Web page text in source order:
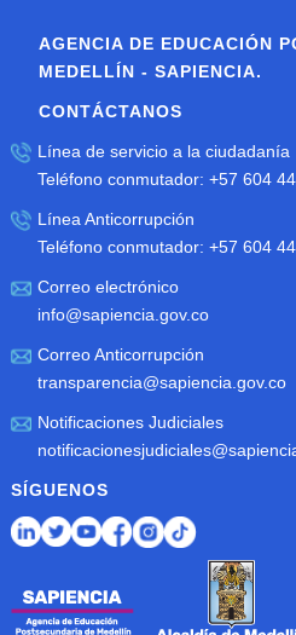
AGENCIA DE EDUCACIÓN
MEDELLÍN - SAPIENCIA.
CONTÁCTANOS
Línea de servicio a la ciudadanía
Teléfono conmutador: +57 604
Línea Anticorrupción
Teléfono conmutador: +57 604
Correo electrónico
info@sapiencia.gov.co
Correo Anticorrupción
transparencia@sapiencia.gov.co
Notificaciones Judiciales
SÍGUENOS